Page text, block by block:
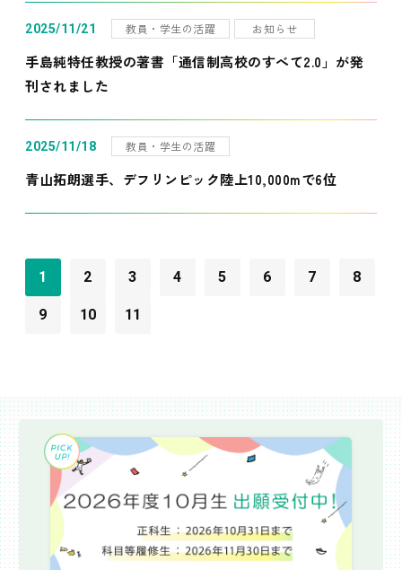
2025/11/21 教員・学生の活躍 お知らせ
手島純特任教授の著書「通信制高校のすべて2.0」が発
刊されました
2025/11/18 教員・学生の活躍
青山拓朗選手、デフリンピック陸上10,000mで6位
1 2 3 4 5 6 7 8
9 10 11